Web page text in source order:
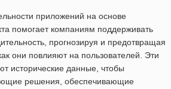
приложений на основе
помогает компаниям поддерживать
прогнозируя и предотвращая
они повлияют на пользователей. Эти
исторические данные, чтобы
решения, обеспечивающие